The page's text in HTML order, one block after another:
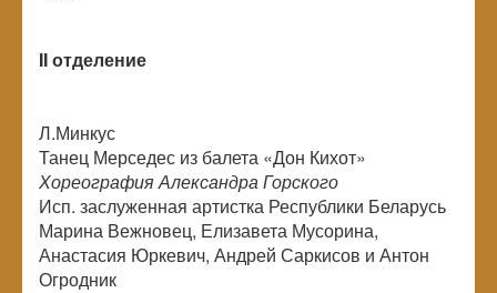
II отделение
Л.Минкус
Танец Мерседес из балета «Дон Кихот»
Хореография Александра Горского
Исп. заслуженная артистка Республики Беларусь
Марина Вежновец, Елизавета Мусорина,
Анастасия Юркевич, Андрей Саркисов и Антон
Огродник